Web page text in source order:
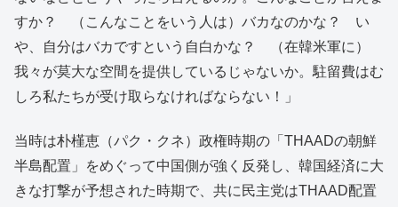
すか？ （こんなことをいう人は）バカなのかな？ い
や、自分はバカですという自白かな？ （在韓米軍に）
我々が莫大な空間を提供しているじゃないか。駐留費はむ
しろ私たちが受け取らなければならない！」
当時は朴槿恵（パク・クネ）政権時期の「THAADの朝鮮
半島配置」をめぐって中国側が強く反発し、韓国経済に大
きな打撃が予想された時期で、共に民主党はTHAAD配置